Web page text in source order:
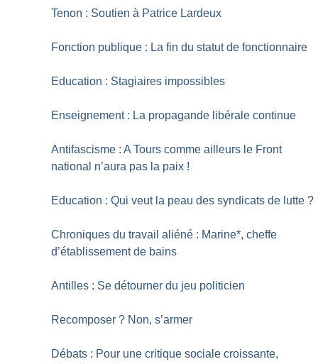
Tenon : Soutien à Patrice Lardeux
Fonction publique : La fin du statut de fonctionnaire
Education : Stagiaires impossibles
Enseignement : La propagande libérale continue
Antifascisme : A Tours comme ailleurs le Front
national n’aura pas la paix !
Education : Qui veut la peau des syndicats de lutte ?
Chroniques du travail aliéné : Marine*, cheffe
d’établissement de bains
Antilles : Se détourner du jeu politicien
Recomposer ? Non, s’armer
Débats : Pour une critique sociale croissante,